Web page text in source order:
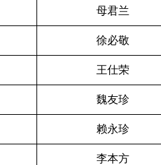
母君兰
徐必敬
王仕荣
魏友珍
赖永珍
李本方